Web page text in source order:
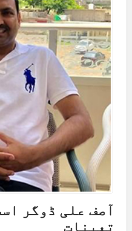
آصف علی ڈوگر
تعینات